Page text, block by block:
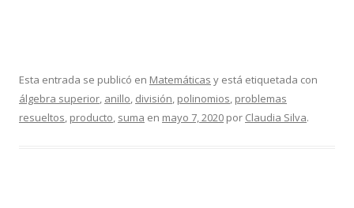
Esta entrada se publicó en Matemáticas y está etiquetada con
álgebra superior, anillo, división, polinomios, problemas
resueltos, producto, suma en mayo 7, 2020 por Claudia Silva.